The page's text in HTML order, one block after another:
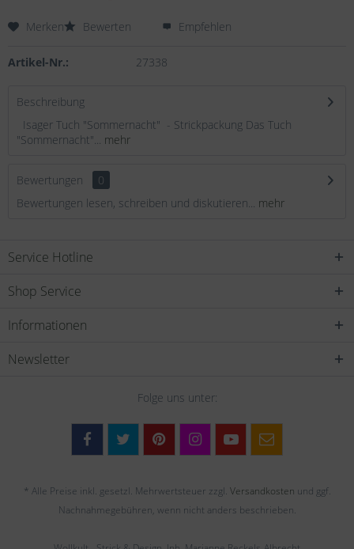
Merken Bewerten Empfehlen
Artikel-Nr.: 27338
Beschreibung
Isager Tuch "Sommernacht" - Strickpackung Das Tuch
"Sommernacht"... mehr
Bewertungen
0
Bewertungen lesen, schreiben und diskutieren... mehr
Service Hotline
Shop Service
Informationen
Newsletter
Folge uns unter:
* Alle Preise inkl. gesetzl. Mehrwertsteuer zzgl. Versandkosten und ggf.
Nachnahmegebühren, wenn nicht anders beschrieben.